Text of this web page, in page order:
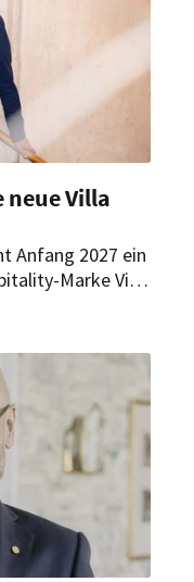
neue Villa
Anfang 2027 ein
Marke Villa